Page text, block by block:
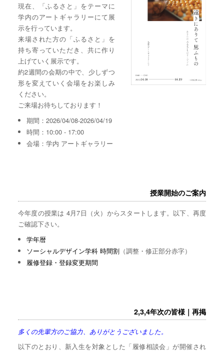
現在、「ふるさと」をテーマに
学内のアートギャラリーにて展
示を行っています。
来場された方の「ふるさと」を
持ち寄っていただき、共に作り
上げていく展示です。
約2週間の会期の中で、少しずつ
形を変えていく会場をお楽しみ
ください。
ご来場お待ちしております！
期間：2026/04/08-2026/04/19
時間：10:00 - 17:00
会場：学内 アートギャラリー
授業開始のご案内
今年度の授業は 4月7日（火）からスタートします。以下、再度
ご確認下さい。
学年暦
ソーシャルデザイン学科 時間割 （調整・修正部分赤字）
履修登録・登録変更期間
2,3,4年次の皆様｜再掲
多くの先輩方のご協力、ありがとうございました。
以下のとおり、新入生を対象とした「履修相談会」が開催され